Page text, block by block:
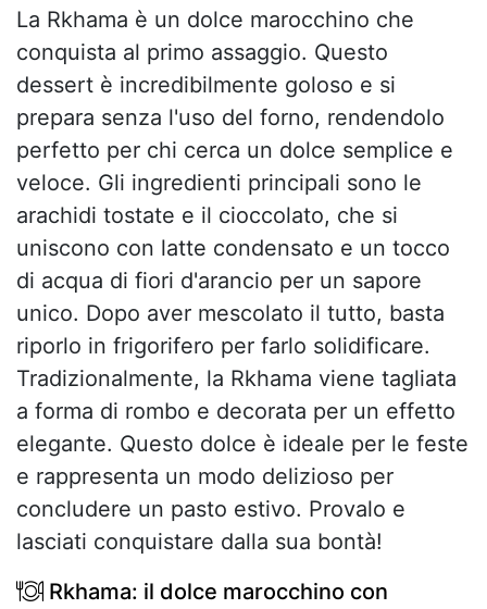
La Rkhama è un dolce marocchino che
conquista al primo assaggio. Questo
dessert è incredibilmente goloso e si
prepara senza l'uso del forno, rendendolo
perfetto per chi cerca un dolce semplice e
veloce. Gli ingredienti principali sono le
arachidi tostate e il cioccolato, che si
uniscono con latte condensato e un tocco
di acqua di fiori d'arancio per un sapore
unico. Dopo aver mescolato il tutto, basta
riporlo in frigorifero per farlo solidificare.
Tradizionalmente, la Rkhama viene tagliata
a forma di rombo e decorata per un effetto
elegante. Questo dolce è ideale per le feste
e rappresenta un modo delizioso per
concludere un pasto estivo. Provalo e
lasciati conquistare dalla sua bontà!
Rkhama: il dolce marocchino con